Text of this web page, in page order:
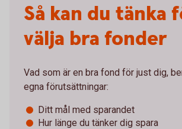
Så kan du tänka
välja bra fonder
Vad som är en bra fond för just dig,
egna förutsättningar:
Ditt mål med sparandet
Hur länge du tänker dig spara